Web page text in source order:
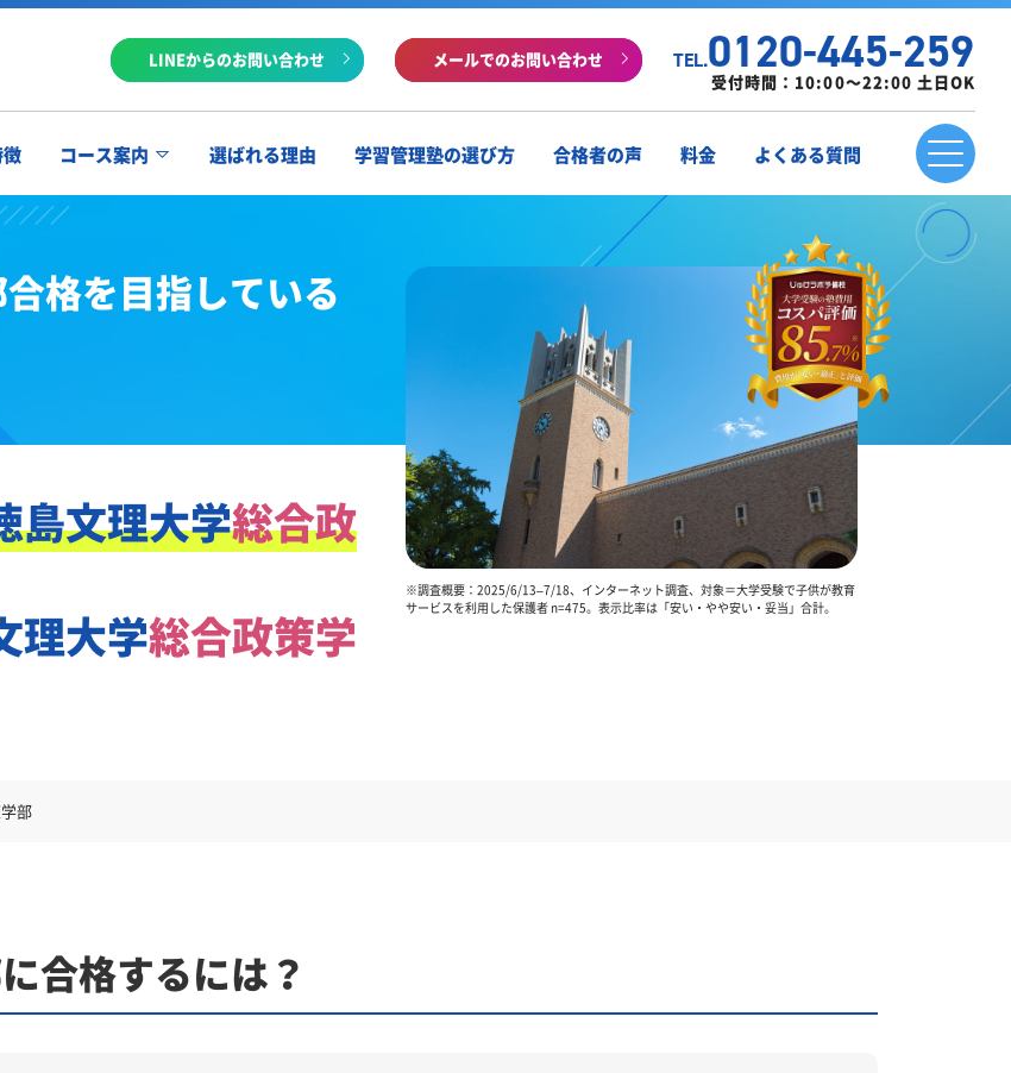
LINEからのお問い合わせ メールでのお問い合わせ TEL.0120-445-259
受付時間：10:00～22:00 土日OK
コース案内 選ばれる理由 学習管理塾の選び方 合格者の声 料金 よくある質問
格を目指している
島文理大学総合政
理大学総合政策学
※調査概要：2025/6/13–7/18、インターネット調査、対象＝大学受験で子供が教育
サービスを利用した保護者 n=475。表示比率は「安い・やや安い・妥当」合計。
部
合格するには？